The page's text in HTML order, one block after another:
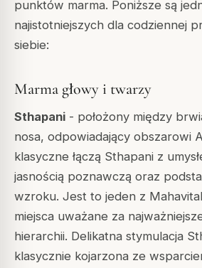
punktów marma. Poniższe są
najistotniejszych dla codziennej
siebie:
Marma głowy i twarzy
Sthapani - położony między
nosa, odpowiadający obszarowi
klasyczne łączą Sthapani z
jasnością poznawczą oraz
wzroku. Jest to jeden z Mahavital
miejsca uważane za
hierarchii. Delikatna stymulacja
klasycznie kojarzona ze